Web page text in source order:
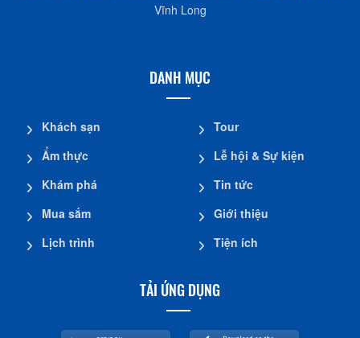
Vĩnh Long
DANH MỤC
Khách sạn
Ẩm thực
Khám phá
Mua sắm
Lịch trình
Tour
Lễ hội & Sự kiện
Tin tức
Giới thiệu
Tiện ích
TẢI ỨNG DỤNG